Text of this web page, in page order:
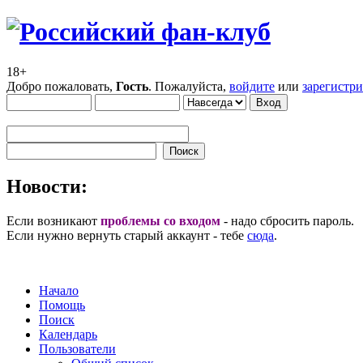
18+
Добро пожаловать, Гость. Пожалуйста, войдите или
Новости:
Если возникают проблемы со входом - надо сбросить пароль.
Если нужно вернуть старый аккаунт - тебе сюда.
Начало
Помощь
Поиск
Календарь
Пользователи